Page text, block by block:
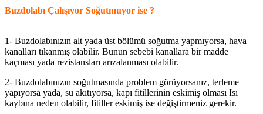
Buzdolabı Çalışıyor Soğutmuyor ise ?
1- Buzdolabınızın alt yada üst bölümü soğutma yapmıyorsa, hava
kanalları tıkanmış olabilir. Bunun sebebi kanallara bir madde
kaçması yada rezistansları arızalanması olabilir.
2- Buzdolabınızın soğutmasında problem görüyorsanız, terleme
yapıyorsa yada, su akıtıyorsa, kapı fitillerinin eskimiş olması Isı
kaybına neden olabilir, fitiller eskimiş ise değiştirmeniz gerekir.